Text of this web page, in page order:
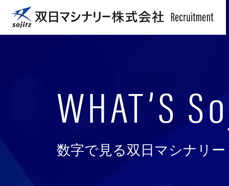
WHAT’S
数字で見る双日マシナリー